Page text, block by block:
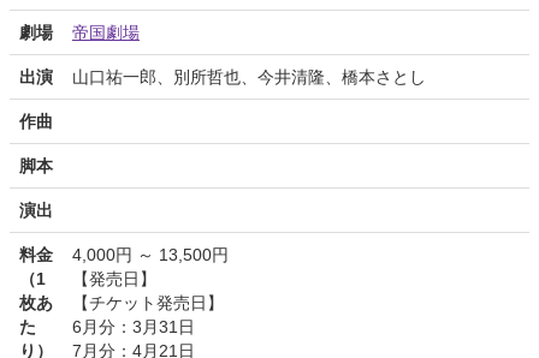
劇場 帝国劇場
出演 山口祐一郎、別所哲也、今井清隆、橋本さとし
作曲
脚本
演出
料金
（1
枚あ
た
り）
4,000円 ～ 13,500円
【発売日】
【チケット発売日】
6月分：3月31日
7月分：4月21日